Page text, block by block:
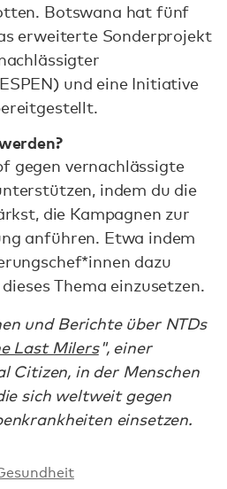
Botswana hat fünf
erweiterte Sonderprojekt
und eine Initiative
gegen vernachlässigte
indem du die
die Kampagnen zur
anführen. Etwa indem
dazu
Thema einzusetzen.
und Berichte über NTDs
Last Milers", einer
Citizen, in der Menschen
sich weltweit gegen
einsetzen.